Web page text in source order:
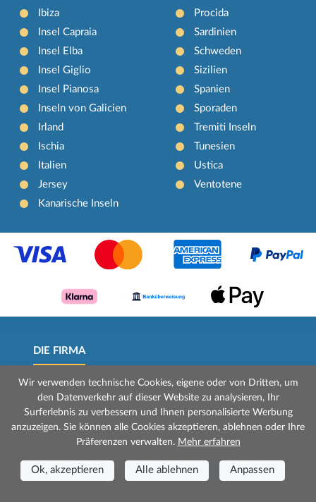
Ibiza
Insel Capraia
Insel Elba
Insel Giglio
Insel Pianosa
Inseln von Galicien
Irland
Ischia
Italien
Jersey
Kanarische Inseln
Procida
Sardinien
Schweden
Sizilien
Spanien
Sporaden
Tremiti Inseln
Tunesien
Ustica
Ventotene
DIE FIRMA
Über Uns
Kontakte
Kontakt Für Handelsanfragen
Verkaufsbedingungen
Privacy policy
Wir verwenden technische Cookies, eigene oder von Dritten, um
den Datenverkehr auf dieser Website zu analysieren, Ihr
Surferlebnis zu verbessern und Ihnen personalisierte Werbung
anzuzeigen. Sie können alle Cookies akzeptieren, ablehnen oder Ihre
Präferenzen verwalten. Mehr erfahren
Ok, akzeptieren Alle ablehnen Anpassen